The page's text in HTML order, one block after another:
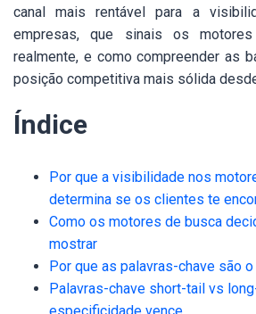
canal mais rentável para a
empresas, que sinais os
realmente, e como compreender as
posição competitiva mais sólida
Índice
Por que a visibilidade nos
determina se os clientes te
Como os motores de busca
mostrar
Por que as palavras-chave são
Palavras-chave short-tail vs